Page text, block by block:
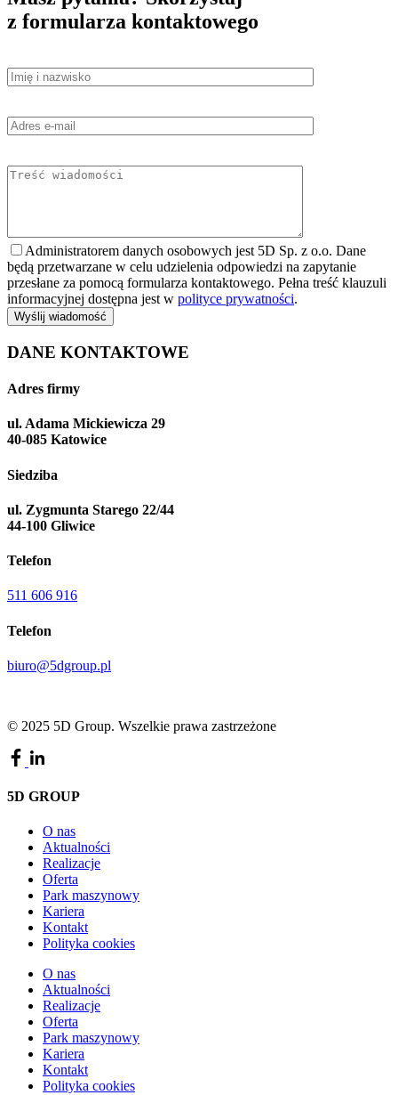
z formularza kontaktowego
Administratorem danych osobowych jest 5D Sp. z o.o. Dane
będą przetwarzane w celu udzielenia odpowiedzi na zapytanie
przesłane za pomocą formularza kontaktowego. Pełna treść klauzuli
informacyjnej dostępna jest w polityce prywatności.
DANE KONTAKTOWE
Adres firmy
ul. Adama Mickiewicza 29
40-085 Katowice
Siedziba
ul. Zygmunta Starego 22/44
44-100 Gliwice
Telefon
511 606 916
Telefon
biuro@5dgroup.pl
© 2025 5D Group. Wszelkie prawa zastrzeżone
5D GROUP
O nas
Aktualności
Realizacje
Oferta
Park maszynowy
Kariera
Kontakt
Polityka cookies
O nas
Aktualności
Realizacje
Oferta
Park maszynowy
Kariera
Kontakt
Polityka cookies